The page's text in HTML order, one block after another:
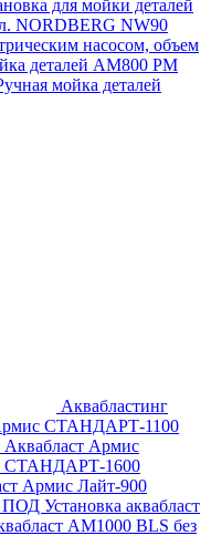
для мойки деталей
NORDBERG NW90
насосом, объем
деталей АМ800 РМ
мойка деталей
Аквабластинг
СТАНДАРТ-1100
Аквабласт Армис
СТАНДАРТ-1600
Армис Лайт-900
ПОД Установка аквабласт
AM1000 BLS без